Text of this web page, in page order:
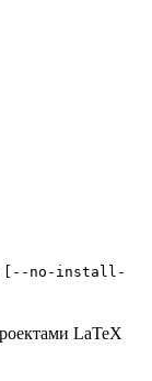
[--no-install-